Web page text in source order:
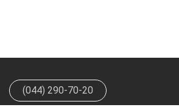
(044) 290-70-20